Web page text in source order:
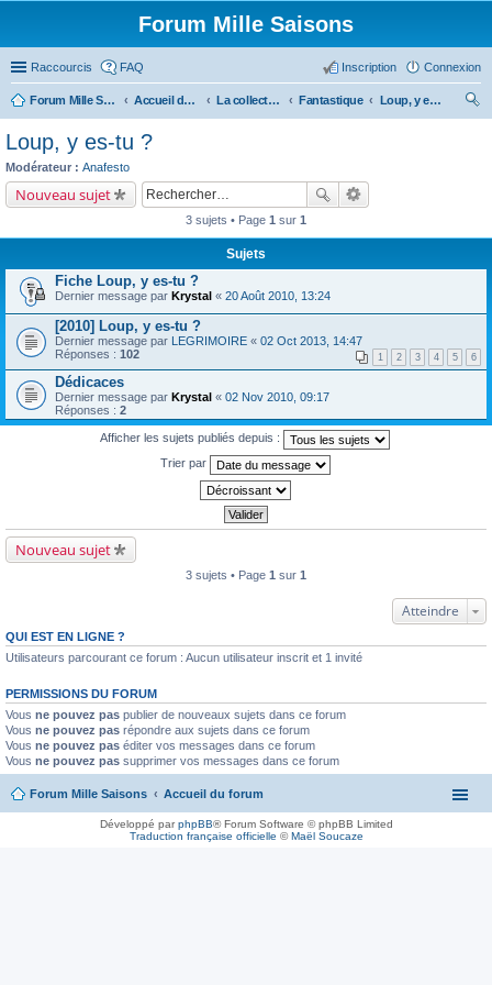
Forum Mille Saisons
Raccourcis FAQ Connexion
Inscription
Forum Mille Saisons Accueil du forum La collection Mille Saisons Fantastique
Loup, y es-tu ?
Loup, y es-tu ?
Modérateur : Anafesto
Nouveau sujet
3 sujets • Page 1 sur 1
Sujets
Fiche Loup, y es-tu ?
Dernier message par Krystal « 20 Août 2010, 13:24
[2010] Loup, y es-tu ?
Dernier message par LEGRIMOIRE « 02 Oct 2013, 14:47
Réponses : 102 1 2 3 4 5 6
Dédicaces
Dernier message par Krystal « 02 Nov 2010, 09:17
Réponses : 2
Afficher les sujets publiés depuis :
Trier par
Nouveau sujet
3 sujets • Page 1 sur 1
Atteindre
QUI EST EN LIGNE ?
Utilisateurs parcourant ce forum : Aucun utilisateur inscrit et 1 invité
PERMISSIONS DU FORUM
Vous ne pouvez pas publier de nouveaux sujets dans ce forum
Vous ne pouvez pas répondre aux sujets dans ce forum
Vous ne pouvez pas éditer vos messages dans ce forum
Vous ne pouvez pas supprimer vos messages dans ce forum
Forum Mille Saisons Accueil du forum
Développé parphpBB® Forum Software © phpBB Limited
Traduction française officielle ©Maël Soucaze